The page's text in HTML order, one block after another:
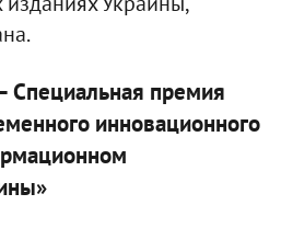
Специальная премия
инновационного